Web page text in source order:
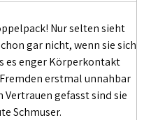
Nur selten sieht
gar nicht, wenn sie sich
es enger Körperkontakt
erstmal unnahbar
gefasst sind sie
Schmuser.